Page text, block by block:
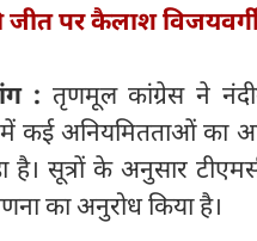
जीत पर कैलाश
: तृणमूल कांग्रेस ने
कई अनियमितताओं का
सूत्रों के अनुसार
का अनुरोध किया है।